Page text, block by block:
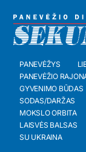
PANEVĖŽYS
PANEVĖŽIO
GYVENIMO BŪDAS
SODAS/DARŽAS
MOKSLO ORBITA
LAISVĖS BALSAS
SU UKRAINA